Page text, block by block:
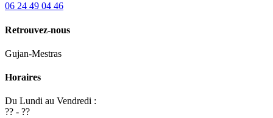
06 24 49 04 46
Retrouvez-nous
Gujan-Mestras
Horaires
Du Lundi au Vendredi :
?? - ??